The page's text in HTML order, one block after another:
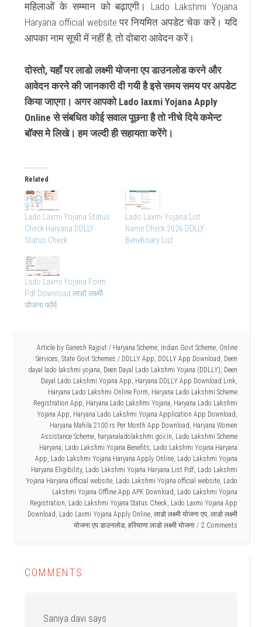
महिलाओं के सम्मान को बढ़ाएगी। Lado Lakshmi Yojana
Haryana official website पर नियमित अपडेट चेक करें। यदि
आपका नाम सूची में नहीं है, तो दोबारा आवेदन करें।
दोस्तो, यहाँ पर लाडो लक्ष्मी योजना एप डाउनलोड करने और
आवेदन करने की जानकारी दी गयी है इसे समय समय पर अपडेट
किया जाएगा। अगर आपको Lado laxmi Yojana Apply
Online से संबधित कोई सवाल पूछना है तो नीचे दिये कमेन्ट
बॉक्स मे लिखे। हम जल्दी ही सहायता करेंगे।
Related
Lado Laxmi Yojana Status
Check Haryana DDLLY
Status Check
Lado Laxmi Yojana List
Name Check 2026 DDLLY
Beneficiary List
Lado Laxmi Yojana Form
Pdf Download लाडो लक्ष्मी
योजना फॉर्म
Article by Ganesh Rajput / Haryana Scheme, Indian Govt Scheme, Online
Services State Govt Schemes / DDLLY App DDLLY App Download Deen
dayal lado lakshmi yojana Deen Dayal Lado Lakshmi Yojana (DDLLY) Deen
Dayal Lado Lakshmi Yojana App Haryana DDLLY App Download Link
Haryana Lado Lakshmi Online Form Haryana Lado Lakshmi Scheme
Registration App Haryana Lado Lakshmi Yojana Haryana Lado Lakshmi
Yojana App Haryana Lado Lakshmi Yojana Application App Download
Haryana Mahila 2100 rs Per Month App Download Haryana Women
Assistance Scheme, haryanaladolakshmi.gov.in Lado Lakshmi Scheme
Haryana Lado Lakshmi Yojana Benefits Lado Lakshmi Yojana Haryana
App Lado Lakshmi Yojana Haryana Apply Online, Lado Lakshmi Yojana
Haryana Eligibility, Lado Lakshmi Yojana Haryana List Pdf, Lado Lakshmi
Yojana Haryana official website, Lado Lakshmi Yojana official website, Lado
Lakshmi Yojana Offline App APK Download Lado Lakshmi Yojana
Registration Lado Lakshmi Yojana Status Check Lado Laxmi Yojana App
Download Lado Laxmi Yojana Apply Online, लाडो लक्ष्मी योजना एप, लाडो लक्ष्मी
योजना एप डाउनलोड, हरियाणा लाडो लक्ष्मी योजना 2 Comments
COMMENTS
Saniya davi says